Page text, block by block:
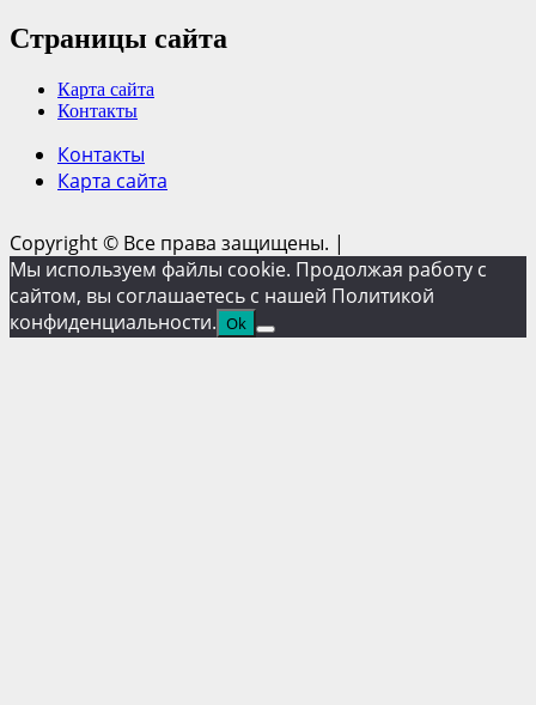
Страницы сайта
Карта сайта
Контакты
Контакты
Карта сайта
Copyright © Все права защищены. |
Мы используем файлы cookie. Продолжая работу с
сайтом, вы соглашаетесь с нашей Политикой
конфиденциальности. Ok